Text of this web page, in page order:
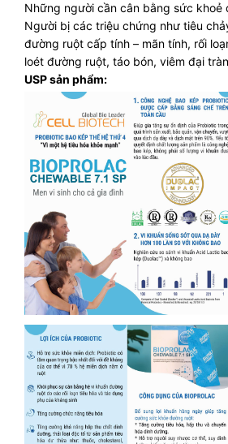
Những người cần cân bằng sức khoẻ
Người bị các triệu chứng như tiêu
đường ruột cấp tính – mãn tính, rối
loét đường ruột, táo bón, viêm đại
USP sản phẩm: